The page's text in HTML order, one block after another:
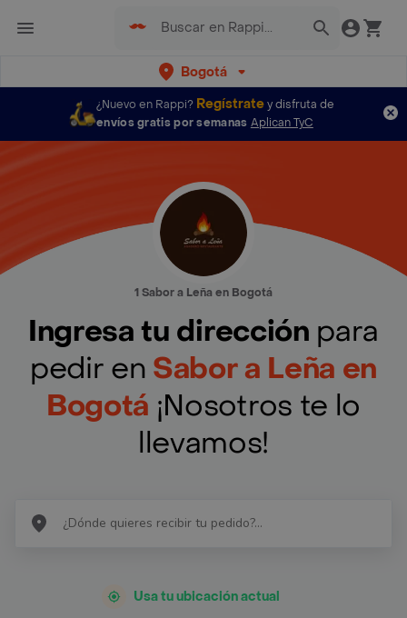
Bogotá
¿Nuevo en Rappi? Regístratey disfruta de
envíos gratis por semanas Aplican TyC
1 Sabor a Leña en Bogotá
Ingresa tu dirección para
pedir en Sabor a Leña en
Bogotá ¡Nosotros te lo
llevamos!
Usa tu ubicación actual